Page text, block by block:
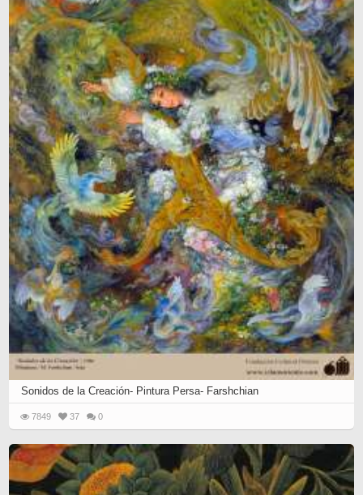
Sonidos de la Creación- Pintura Persa- Farshchian
7849 37 0